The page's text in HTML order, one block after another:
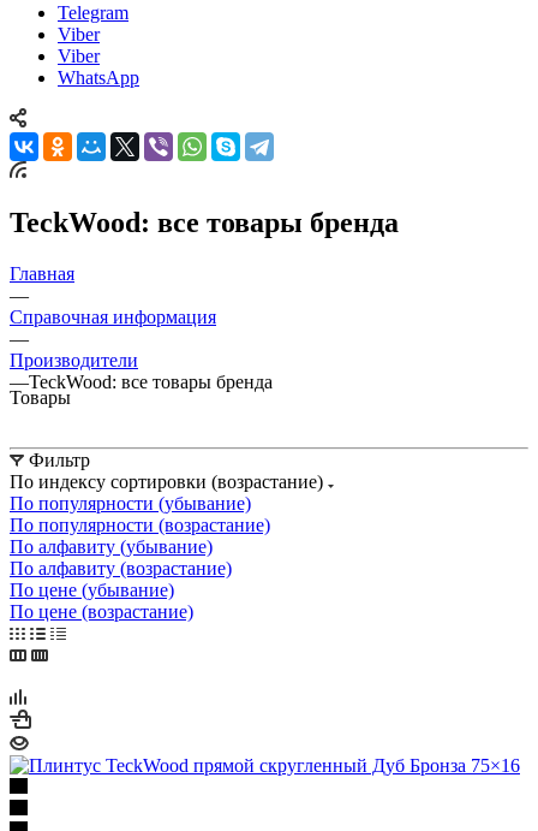
Telegram
Viber
Viber
WhatsApp
TeckWood: все товары бренда
Главная
—
Справочная информация
—
Производители
—TeckWood: все товары бренда
Товары
Фильтр
По индексу сортировки (возрастание)
По популярности (убывание)
По популярности (возрастание)
По алфавиту (убывание)
По алфавиту (возрастание)
По цене (убывание)
По цене (возрастание)